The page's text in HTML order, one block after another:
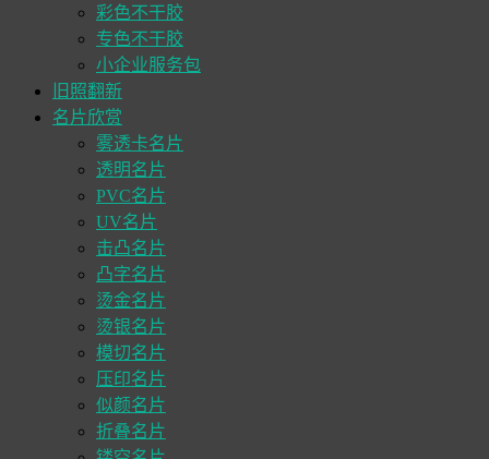
彩色不干胶
专色不干胶
小企业服务包
旧照翻新
名片欣赏
雾透卡名片
透明名片
PVC名片
UV名片
击凸名片
凸字名片
烫金名片
烫银名片
模切名片
压印名片
似颜名片
折叠名片